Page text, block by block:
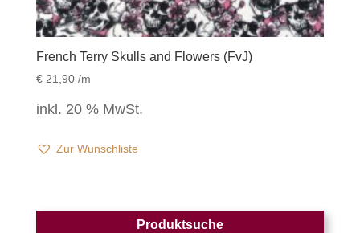
French Terry Skulls and Flowers (FvJ)
€21,90/m
inkl. 20 % MwSt.
Zur Wunschliste
Produktsuche